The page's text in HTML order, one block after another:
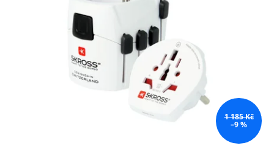
1 185 Kč
–9 %